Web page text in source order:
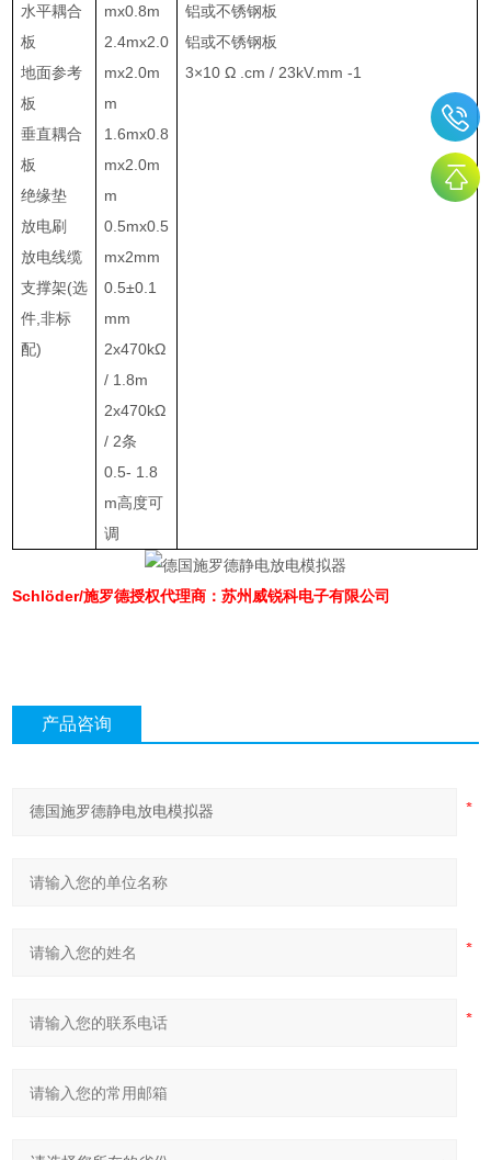
水平耦合
板
地面参考
板
垂直耦合
板
绝缘垫
放电刷
放电线缆
支撑架(选
件 ,非标
配)
mx0.8m
2.4mx2.0
mx2.0m
m
1.6mx0.8
mx2.0m
m
0.5mx0.5
mx2mm
0.5±0.1
mm
2x470kΩ
/ 1.8m
2x470kΩ
/ 2条
0.5- 1.8
m高度可
调
铝或不锈钢板
铝或不锈钢板
3×10Ω .cm / 23kV.mm -1
Schlöder/施罗德授权代理商：苏州威锐科电子有限公司
产品咨询